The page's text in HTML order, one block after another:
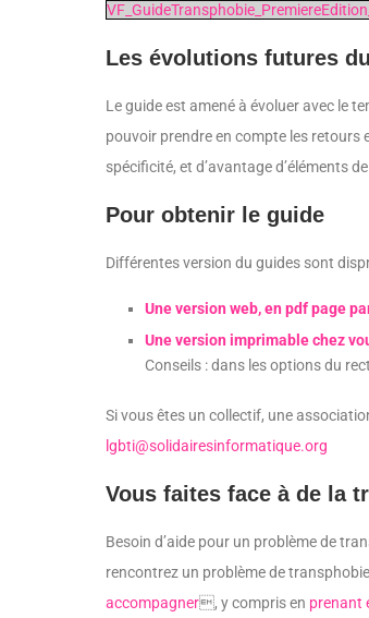
Les évolutions futures
Le guide est amené à évoluer avec le
pouvoir prendre en compte les retours
spécificité, et d’avantage d’éléments
Pour obtenir le guide
Différentes version du guides sont
Une version web, en pdf page
Une version imprimable chez
Conseils : dans les options du
Si vous êtes un collectif, une
lgbti@solidairesinformatique.org
Vous faites face à de la
Besoin d’aide pour un problème de
rencontrez un problème de
accompagner, y compris en prenant